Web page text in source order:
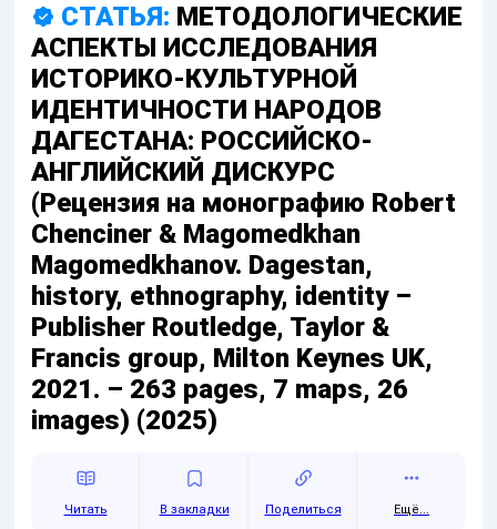
СТАТЬЯ: МЕТОДОЛОГИЧЕСКИЕ
АСПЕКТЫ ИССЛЕДОВАНИЯ
ИСТОРИКО-КУЛЬТУРНОЙ
ИДЕНТИЧНОСТИ НАРОДОВ
ДАГЕСТАНА: РОССИЙСКО-
АНГЛИЙСКИЙ ДИСКУРС
(Рецензия на монографию Robert
Chenciner & Magomedkhan
Magomedkhanov. Dagestan,
history, ethnography, identity –
Publisher Routledge, Taylor &
Francis group, Milton Keynes UK,
2021. – 263 pages, 7 maps, 26
images) (2025)
Читать Поделиться Ещё...